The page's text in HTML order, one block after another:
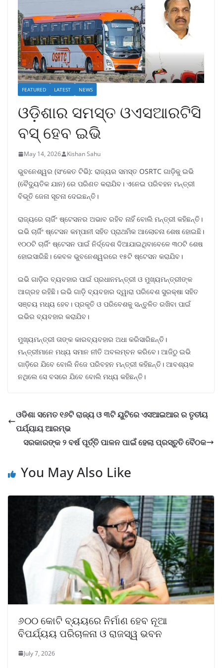
FEATURED LATEST NEWS
ଓଡ଼ିଶାର ସମସ୍ତ ଓଏସଆରଟିସି
ବସ୍ ହେବ ଇଭି
May 14, 2026 Kishan Sahu
ଭୁବନେଶ୍ୱର (ସଂକେତ ଟିଭି): ରାଜ୍ୟର ସମସ୍ତ OSRTC ଗାଡ଼ିକୁ ଇଭି
(ବୈଦ୍ୟୁତିକ ଯାନ) ରେ ପରିଣତ କରାଯିବ। ଏନେଇ ପରିବହନ ମନ୍ତ୍ରୀ
ବିଭୂତି ଜେନା ସୂଚନା ଦେଇଛନ୍ତି।
ରାଜ୍ୟରେ ଚାର୍ଜିଂ ଷ୍ଟେସନର ଅଭାବ ରହିବ ନାହିଁ ବୋଲି ମନ୍ତ୍ରୀ କହିଛନ୍ତି।
ଇଭି ଚାର୍ଜିଂ ଷ୍ଟେସନ କମ୍ପାନୀ ସହିତ ପ୍ରାଥମିକ ଆଲୋଚନା ଶେଷ ହୋଇଛି।
୧୦୦ଟି ଚାର୍ଜିଂ ଷ୍ଟେସନ ପାଇଁ ନିର୍ଦ୍ଦେଶ ଦିଆଯାଇଥିବାବେଳେ ୩୦ଟି ଶେଷ
ହୋଇସାରିଛି। କେବଳ ଭୁବନେଶ୍ୱରରେ ୧୫ଟି ଷ୍ଟେସନ କରାଯିବ।
ଇଭି ଗାଡ଼ିର ବ୍ୟବହାର ପାଇଁ ପ୍ରଧାନମନ୍ତ୍ରୀ ଓ ମୁଖ୍ୟମନ୍ତ୍ରୀଙ୍କ
ଆଗ୍ରହ ରହିଛି। ଇଭି ଗାଡ଼ି ବ୍ୟବହାର ଦ୍ୱାରା ପରିବେଶ ସୁରକ୍ଷା ସହିତ
ସଞ୍ଚୟ ମଧ୍ୟ ହେବ। ପ୍ରକୃତି ଓ ପରିବେଶକୁ ସନ୍ତୁଳିତ ରଖିବା ପାଇଁ
ଇଭିର ବ୍ୟବହାର କରାଯିବ।
ମୁଖ୍ୟମନ୍ତ୍ରୀ ତାଙ୍କ କାରବ୍ୟବହାର ଅଧା କରିସାରିଛନ୍ତି।
ମନ୍ତ୍ରୀମାନେ ମଧ୍ୟ ସମାନ ନୀତି ଅବଲମ୍ବନ କରିବେ। ଆଜିଠୁ ଇଭି
ଗାଡ଼ିରେ ଯିବେ ବୋଲି ନିଜେ ପରିବହନ ମନ୍ତ୍ରୀ କହିଛନ୍ତି। ଆବଶ୍ୟକ
ନଥିଲେ ସେ ବସରେ ଯିବେ ବୋଲି ମଧ୍ୟ କହିଛନ୍ତି।
ଓଡିଶା ସମେତ ୧୬ଟି ରାଜ୍ୟ ଓ ୩ଟି ୟୁଟିରେ ଏସଆଇଆର ର ତୃତୀୟ
ପର୍ଯ୍ୟାୟ ଆରମ୍ଭ
ସରକାରଙ୍କ ୨ ବର୍ଷ ପୂର୍ତ୍ତି ପାଳନ ପାଇଁ ହେଲା ପ୍ରସ୍ତୁତି ବୈଠକ
You May Also Like
୬୦୦ କୋଟି ବ୍ୟୟରେ ନିର୍ମାଣ ହେବ ନୂଆ
ବିପର୍ଯ୍ୟୟ ପରିଚାଳନା ଓ ରାଜସ୍ୱ ଭବନ
July 7, 2026